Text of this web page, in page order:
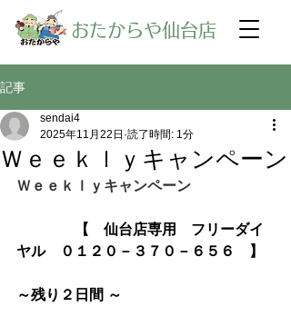
​おたからや仙台店
記事
Ｗｅｅｋｌｙキャンペーン
sendai4
2025年11月22日 読了時間: 1分
Ｗｅｅｋｌｙキャンペーン
【　仙台店専用　フリーダイ
ヤル　０１２０－３７０－６５６　】
～残り２日間 ～